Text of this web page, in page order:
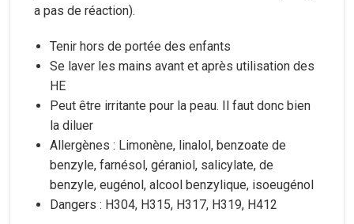
a pas de réaction).
Tenir hors de portée des enfants
Se laver les mains avant et après utilisation des
HE
Peut être irritante pour la peau. Il faut donc bien
la diluer
Allergènes : Limonène, linalol, benzoate de
benzyle, farnésol, géraniol, salicylate, de
benzyle, eugénol, alcool benzylique, isoeugénol
Dangers : H304, H315, H317, H319, H412